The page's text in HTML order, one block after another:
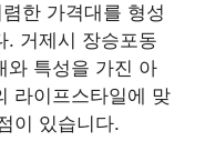
한 가격대를 형성
. 거제시 장승포동
와 특성을 가진 아
라이프스타일에 맞
이 있습니다.